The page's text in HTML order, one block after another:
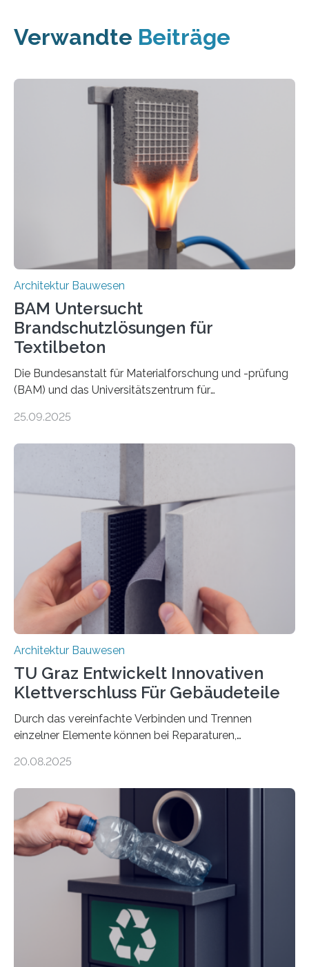
Verwandte Beiträge
Architektur Bauwesen
BAM Untersucht
Brandschutzlösungen für
Textilbeton
Die Bundesanstalt für Materialforschung und -prüfung
(BAM) und das Universitätszentrum für
untersuchen in einem gemeinsamen Forschungsprojekt
Ziel ist es, die Einsatzmöglichkeiten dieses innovativen
Textilbeton ist ein moderner Verbundwerkstoff, der aus
einer feinkörnigen Betonmatrix und einer textilen
Bewehrung besteht – meist aus Carbon-, Glas- oder
Basaltfasern. Anders als herkömmlicher Stahlbeton, bei
dem Stahlstäbe zur…
25.09.2025
Architektur Bauwesen
TU Graz Entwickelt Innovativen
Klettverschluss Für Gebäudeteile
Durch das vereinfachte Verbinden und Trennen
einzelner Elemente können bei Reparaturen,
Material und Bauschutt eingespart werden. Ein
Projekt ReCon gemeinsam mit Unternehmenspartnern
ein Klett-Verbindungssystem für Gebäude entwickelt:
Damit lassen sich unterschiedliche Gebäudeteile
resilient verbinden und bei Bedarf einfach voneinander
trennen. Der Fokus lag auf der Verbindung von
Bauteilen mit unterschiedlicher Lebensdauer, bei denen
irreversible Verbindungen den Austausch üblicherweise
erschweren. Hierzu untersuchten die Forschenden zwei
unterschiedliche Zugänge. Einerseits klebten sie…
20.08.2025